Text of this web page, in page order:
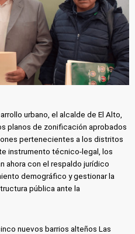
urbano, el alcalde de El Alto,
planos de zonificación aprobados
pertenecientes a los distritos
instrumento técnico-legal, los
ahora con el respaldo jurídico
demográfico y gestionar la
pública ante la
nuevos barrios alteños Las